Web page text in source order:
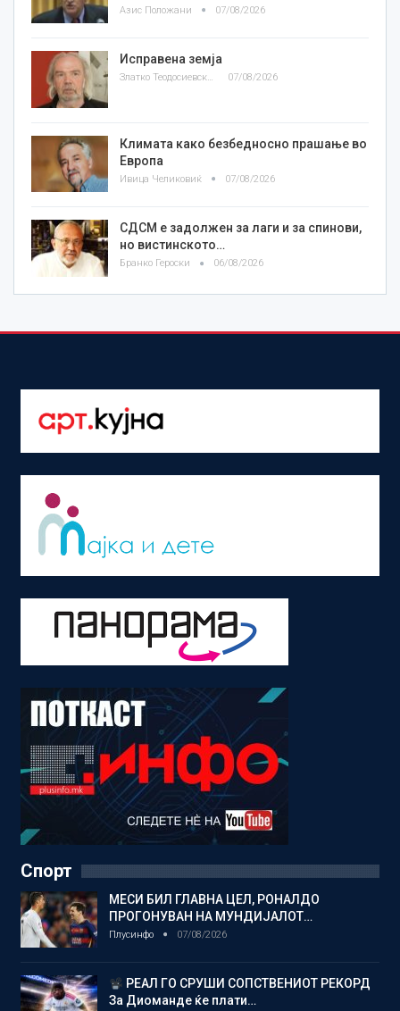
Азис Положани 07/08/2026
Исправена земја
Златко Теодосиевски 07/08/2026
Климата како безбедносно прашање во
Европа
Ивица Челиковиќ 07/08/2026
СДСМ е задолжен за лаги и за спинови,
но вистинското…
Бранко Героски 06/08/2026
Спорт
МЕСИ БИЛ ГЛАВНА ЦЕЛ, РОНАЛДО
ПРОГОНУВАН НА МУНДИЈАЛОТ…
Плусинфо 07/08/2026
РЕАЛ ГО СРУШИ СОПСТВЕНИОТ РЕКОРД
За Диоманде ќе плати…